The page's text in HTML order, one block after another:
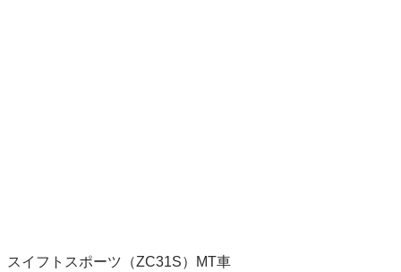
スイフトスポーツ（ZC31S）MT車